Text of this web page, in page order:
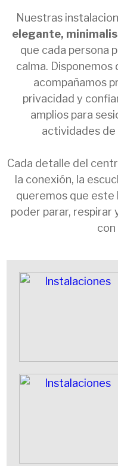
Nuestras
elegante,
que cada persona
calma. Disponemos
acompañamos
privacidad y
amplios para
actividades
Cada detalle del
la conexión, la
queremos que este
poder parar,
con